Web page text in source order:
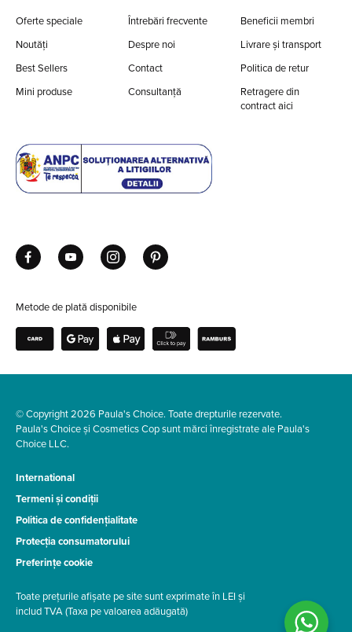
Oferte speciale
Noutăți
Best Sellers
Mini produse
Întrebări frecvente
Despre noi
Contact
Consultanță
Beneficii membri
Livrare și transport
Politica de retur
Retragere din
contract aici
Metode de plată disponibile
© Copyright 2026 Paula's Choice. Toate drepturile rezervate.
Paula's Choice și Cosmetics Cop sunt mărci înregistrate ale Paula's
Choice LLC.
International
Termeni și condiții
Politica de confidențialitate
Protecția consumatorului
Preferințe cookie
Toate prețurile afișate pe site sunt exprimate în LEI și
includ TVA (Taxa pe valoarea adăugată)